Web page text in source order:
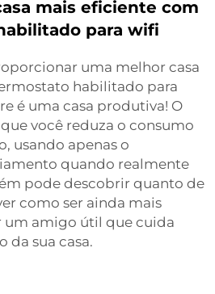
mais eficiente com
para wifi
uma melhor casa
habilitado para
é uma casa produtiva! O
você reduza o consumo
usando apenas o
quando realmente
pode descobrir quanto de
como ser ainda mais
um amigo útil que cuida
da sua casa.